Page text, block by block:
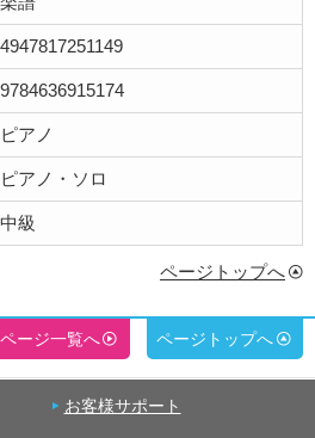
4947817251149
9784636915174
ピアノ
ピアノ・ソロ
中級
ページトップへ
ージ一覧へ ページトップへ
お客様サポート